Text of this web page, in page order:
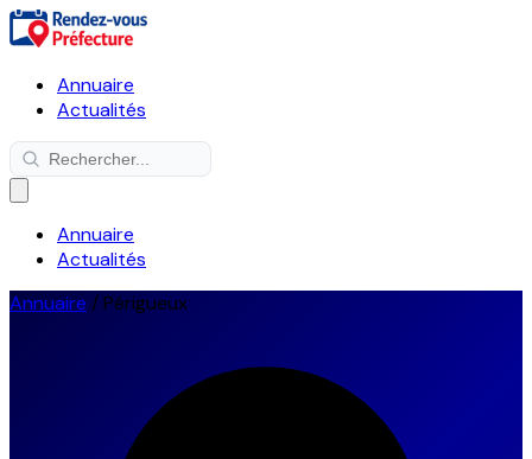
Annuaire
Actualités
Annuaire
Actualités
Annuaire / Périgueux